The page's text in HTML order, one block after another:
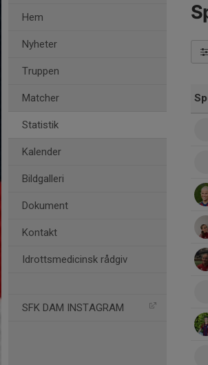
Hem
Nyheter
Truppen
Matcher
Statistik
Kalender
Bildgalleri
Dokument
Kontakt
Idrottsmedicinsk rådgiv
SFK DAM INSTAGRAM